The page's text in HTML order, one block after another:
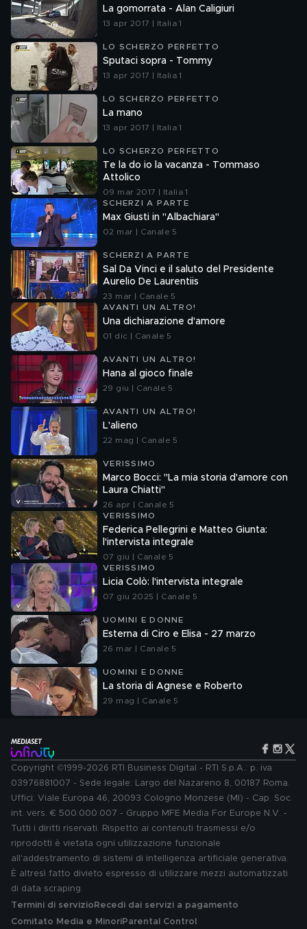
La gomorrata - Alan Caligiuri
13 apr 2017 | Italia 1
LO SCHERZO PERFETTO
Sputaci sopra - Tommy
13 apr 2017 | Italia 1
LO SCHERZO PERFETTO
La mano
13 apr 2017 | Italia 1
LO SCHERZO PERFETTO
Te la do io la vacanza - Tommaso
Attolico
09 mar 2017 | Italia 1
SCHERZI A PARTE
Max Giusti in "Albachiara"
02 mar | Canale 5
SCHERZI A PARTE
Sal Da Vinci e il saluto del Presidente
Aurelio De Laurentiis
23 mar | Canale 5
AVANTI UN ALTRO!
Una dichiarazione d'amore
01 dic | Canale 5
AVANTI UN ALTRO!
Hana al gioco finale
29 giu | Canale 5
AVANTI UN ALTRO!
L'alieno
22 mag | Canale 5
VERISSIMO
Marco Bocci: "La mia storia d'amore con
Laura Chiatti"
26 apr | Canale 5
VERISSIMO
Federica Pellegrini e Matteo Giunta:
l'intervista integrale
07 giu | Canale 5
VERISSIMO
Licia Colò: l'intervista integrale
07 giu 2025 | Canale 5
UOMINI E DONNE
Esterna di Ciro e Elisa - 27 marzo
26 mar | Canale 5
UOMINI E DONNE
La storia di Agnese e Roberto
29 mag | Canale 5
Copyright ©1999-2026 RTI Business Digital - RTI S.p.A.: p. iva
03976881007 - Sede legale: Largo del Nazareno 8, 00187 Roma.
Uffici: Viale Europa 46, 20093 Cologno Monzese (MI) - Cap. Soc.
int. vers. € 500.000.007 - Gruppo MFE Media For Europe N.V. -
Tutti i diritti riservati. Rispetto ai contenuti trasmessi e/o
riprodotti è vietata ogni utilizzazione funzionale
all'addestramento di sistemi di intelligenza artificiale generativa.
È altresì fatto divieto espresso di utilizzare mezzi automatizzati
di data scraping.
Termini di servizio Recedi dai servizi a pagamento
Comitato Media e MinoriParental Control